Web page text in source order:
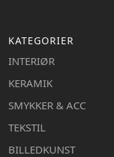
KATEGORIER
INTERIØR
KERAMIK
SMYKKER & ACC
TEKSTIL
BILLEDKUNST